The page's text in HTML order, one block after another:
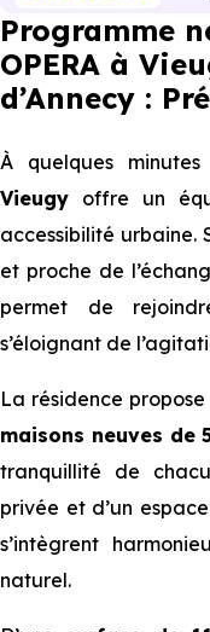
Programme
OPERA à
d’Annecy :
À quelques
Vieugy offre un
accessibilité urbaine.
et proche de
permet de
s’éloignant de
La résidence
maisons neuves de
tranquillité de
privée et d’un
s’intègrent
naturel.